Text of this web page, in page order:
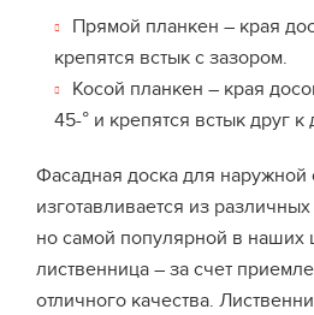
Прямой планкен – края
крепятся встык с зазором.
Косой планкен – края
45-° и крепятся встык друг к
Фасадная доска для наружной
изготавливается из
но самой популярной в наших
лиственница – за счет
отличного качества.